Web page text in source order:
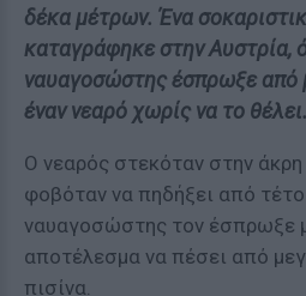
δέκα μέτρων. Ένα
καταγράφηκε στην Αυστρία,
ναυαγοσώστης έσπρωξε από
έναν νεαρό χωρίς να το θέλει.
Ο νεαρός στεκόταν στην
φοβόταν να πηδήξει από
ναυαγοσώστης τον έσπρωξε
αποτέλεσμα να πέσει από
πισίνα.